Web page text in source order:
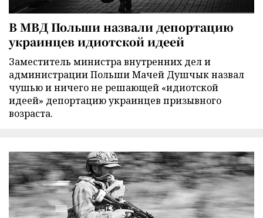
В МВД Польши назвали депортацию
украинцев идиотской идеей
Заместитель министра внутренних дел и
администрации Польши Мачей Душчык назвал
чушью и ничего не решающей «идиотской
идеей» депортацию украинцев призывного
возраста.